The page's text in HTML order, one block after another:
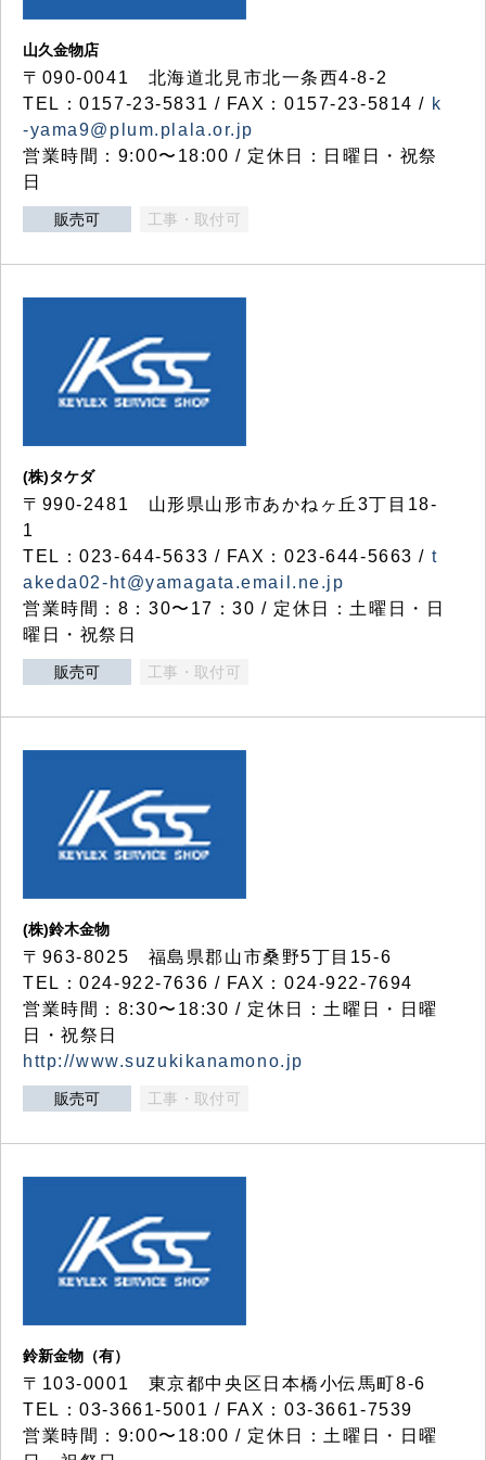
山久金物店
〒090-0041 北海道北見市北一条西4-8-2
TEL：0157-23-5831 / FAX：0157-23-5814 / k
-yama9@plum.plala.or.jp
営業時間：9:00〜18:00 / 定休日：日曜日・祝祭
日
販売可 工事・取付可
(株)タケダ
〒990-2481 山形県山形市あかねヶ丘3丁目18-
1
TEL：023-644-5633 / FAX：023-644-5663 / t
akeda02-ht@yamagata.email.ne.jp
営業時間：8：30〜17：30 / 定休日：土曜日・日
曜日・祝祭日
販売可 工事・取付可
(株)鈴木金物
〒963-8025 福島県郡山市桑野5丁目15-6
TEL：024-922-7636 / FAX：024-922-7694
営業時間：8:30〜18:30 / 定休日：土曜日・日曜
日・祝祭日
http://www.suzukikanamono.jp
販売可 工事・取付可
鈴新金物（有）
〒103-0001 東京都中央区日本橋小伝馬町8-6
TEL：03-3661-5001 / FAX：03-3661-7539
営業時間：9:00〜18:00 / 定休日：土曜日・日曜